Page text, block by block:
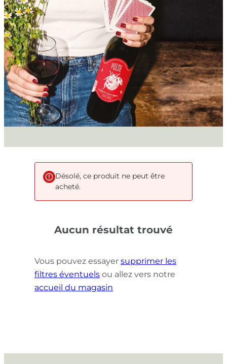
Désolé, ce produit ne peut être
acheté.
Aucun résultat trouvé
Vous pouvez essayer supprimer les
filtres éventuels ou allez vers notre
accueil du magasin